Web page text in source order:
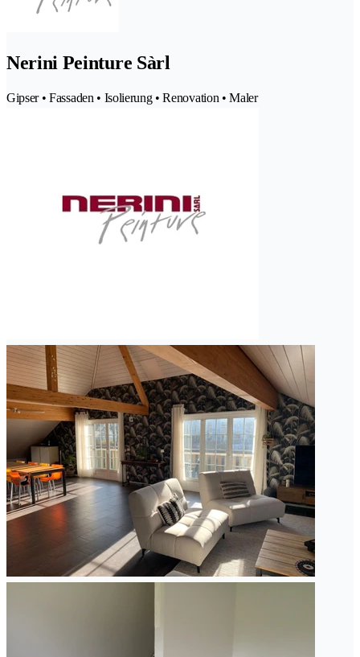
Nerini Peinture Sàrl
Gipser • Fassaden • Isolierung • Renovation • Maler